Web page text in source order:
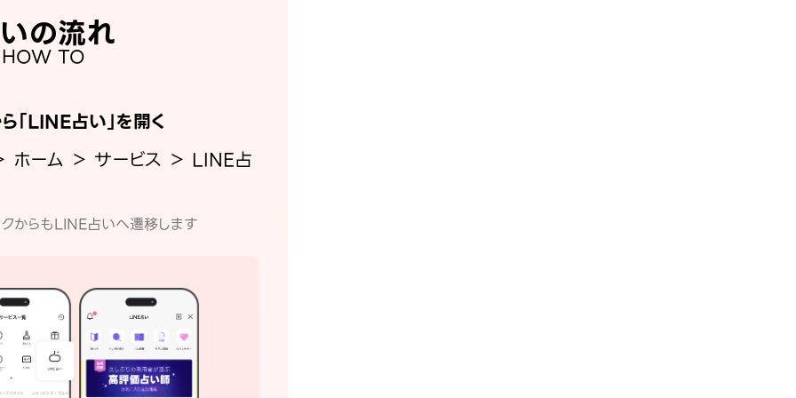
の流れ
HOW TO
「LINE占い」を開く
ホーム ＞ サービス ＞ LINE占
からもLINE占いへ遷移します